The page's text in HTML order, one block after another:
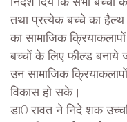
निर्देश दिये कि सभी बच्चों
तथा प्रत्येक बच्चे का हैल्थ
का सामाजिक
बच्चों के लिए फील्ड बनाये
उन सामाजिक
विकास हो सके।
डा0 रावत ने निदे शक